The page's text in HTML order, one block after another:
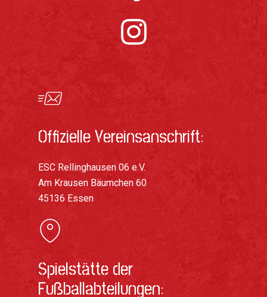
Offizielle Vereinsanschrift:
ESC Rellinghausen 06 e.V.
Am Krausen Bäumchen 60
45136 Essen
Spielstätte der
Fußballabteilungen: